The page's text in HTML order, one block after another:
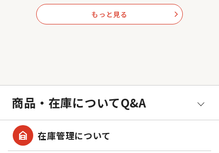
もっと見る arrow_forward_ios
商品・在庫についてQ&A
garage_home 在庫管理について